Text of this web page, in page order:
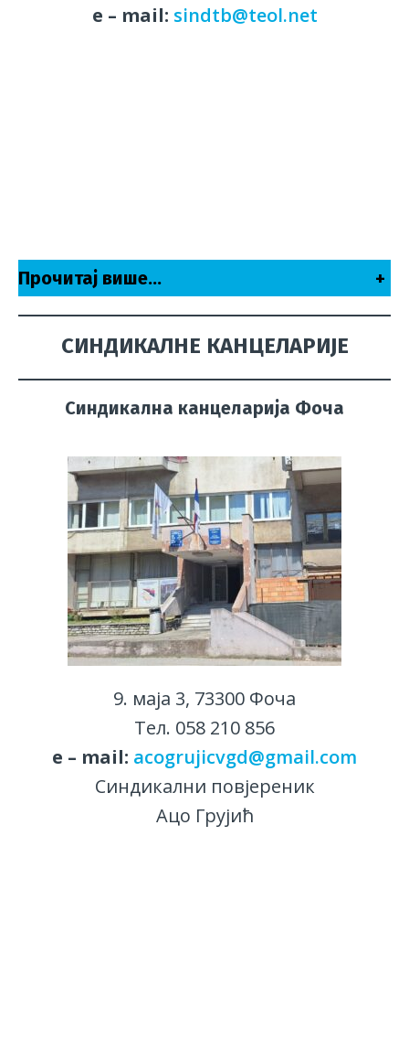
е – mail: sindtb@teol.net
Прочитај више… +
СИНДИКАЛНЕ КАНЦЕЛАРИЈЕ
Синдикална канцеларија Фоча
9. маја 3, 73300 Фоча
Тел. 058 210 856
е – mail: acogrujicvgd@gmail.com
Синдикални повјереник
Ацо Грујић